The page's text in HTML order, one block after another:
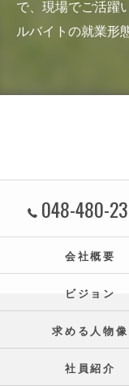
で、現場でご活躍
ルバイトの就業形
048-480-
会社概要
ビジョン
求める人物像
社員紹介